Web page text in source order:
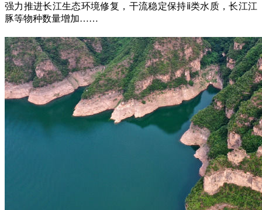
强力推进长江生态环境修复，干流稳定保持ⅱ类水质，长江江
豚等物种数量增加……